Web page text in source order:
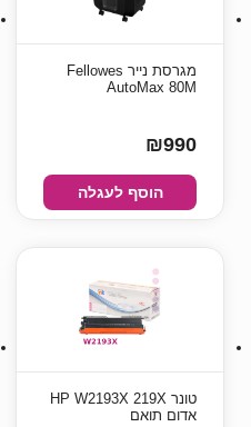
מגרסת נייר Fellowes
AutoMax 80M
₪990
הוסף לעגלה
טונר HP W2193X 219X
אדום תואם